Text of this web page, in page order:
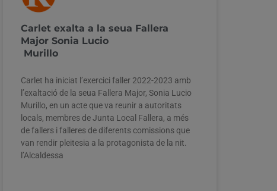
Carlet exalta a la seua Fallera
Major Sonia Lucio
Murillo
Carlet ha iniciat l’exercici faller 2022-2023 amb
l’exaltació de la seua Fallera Major, Sonia Lucio
Murillo, en un acte que va reunir a autoritats
locals, membres de Junta Local Fallera, a més
de fallers i falleres de diferents comissions que
van rendir pleitesia a la protagonista de la nit.
l’Alcaldessa